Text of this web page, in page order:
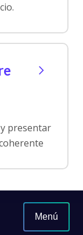
Menú
presentar